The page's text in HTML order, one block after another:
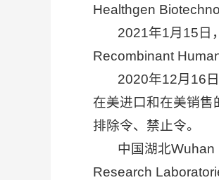
Healthgen
2021年1月15日，
Recombinant
2020年12月16日
在美进口和在美销
排除令、禁止令。
中国湖北Wuhan
Research